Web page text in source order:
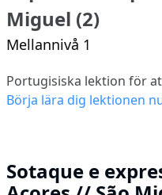
Miguel (2)
Mellannivå 1
Portugisiska lektion för
Börja lära dig lektionen
Sotaque e